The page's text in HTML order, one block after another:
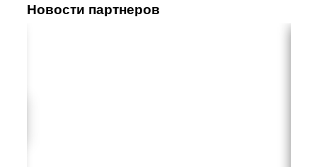
Новости партнеров